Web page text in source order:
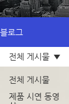
블로그
전체 게시물
제품 시연 동영
전체 게시물